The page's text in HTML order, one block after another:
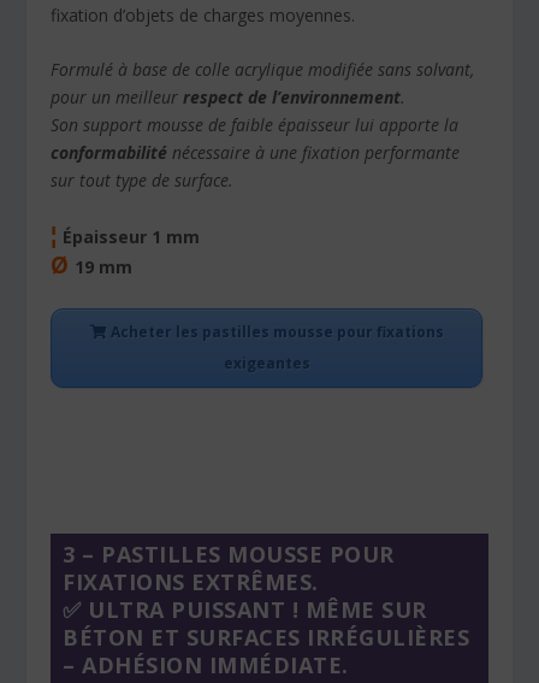
fixation d’objets de charges moyennes.
Formulé à base de colle acrylique modifiée sans solvant,
pour un meilleurrespect de l’environnement.
Son support mousse de faible épaisseur lui apporte la
conformabilité nécessaire à une fixation performante
sur tout type de surface.
¦ Épaisseur 1 mm
Ø 19 mm
Acheter les pastilles mousse pour fixations
exigeantes
3 – PASTILLES MOUSSE POUR
FIXATIONS EXTRÊMES.
✅ ULTRA PUISSANT ! MÊME SUR
BÉTON ET SURFACES IRRÉGULIÈRES
– ADHÉSION IMMÉDIATE.